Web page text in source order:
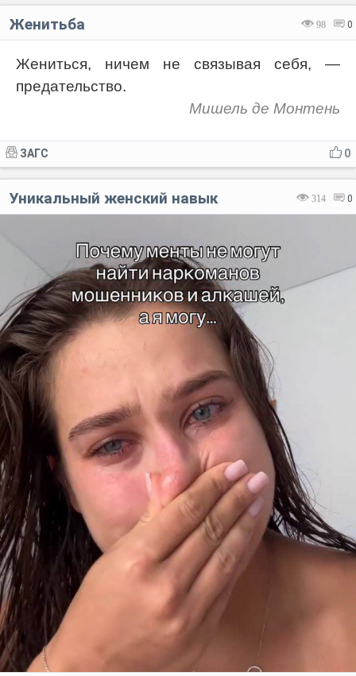
Код:
98 0
Женитьба
Жениться, ничем не связывая себя, —
предательство.
Мишель де Монтень
0
ЗАГС
314 0
Уникальный женский навык